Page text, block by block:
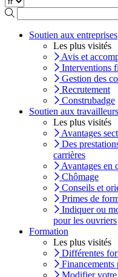
Soutien aux entreprises
Les plus visités
Avis et
Interventions
Gestion des
Recrutement
Construbadge
Soutien aux travailleurs
Les plus visités
Avantages
Des
carrières
Avantages en
Chômage
Conseils et
Primes de
Indiquer ou
pour les ouvriers
Formation
Les plus visités
Différentes
Modifier votre